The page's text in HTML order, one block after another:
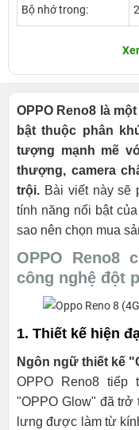
Bộ nhớ trong:
OPPO Reno8 là
bật thuộc phân
tượng mạnh mẽ
thượng, camera
trội. Bài viết này sẽ
tính năng nổi bật
sao nên chọn mua
OPPO Reno8
công nghệ đột
1. Thiết kế hiện
Ngôn ngữ thiết kế
OPPO Reno8 tiếp
"OPPO Glow" đã trở
lưng được làm từ